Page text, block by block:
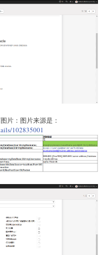
片：图片来源是：
102835001